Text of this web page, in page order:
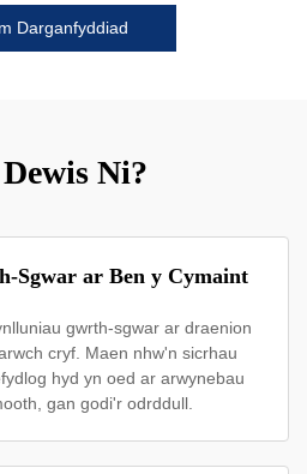
Darganfyddiad
Ni?
Sgwar ar Ben y Cymaint
gwrth-sgwar ar draenion
cryf. Maen nhw'n sicrhau
hyd yn oed ar arwynebau
gan godi'r odrddull.